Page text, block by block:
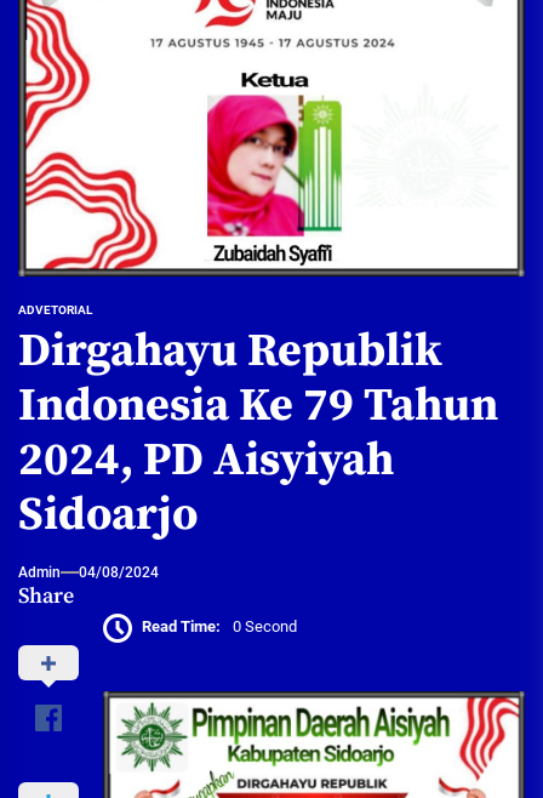
ADVETORIAL
Dirgahayu Republik
Indonesia Ke 79 Tahun
2024, PD Aisyiyah
Sidoarjo
Admin 04/08/2024
Share
Read Time: 0 Second